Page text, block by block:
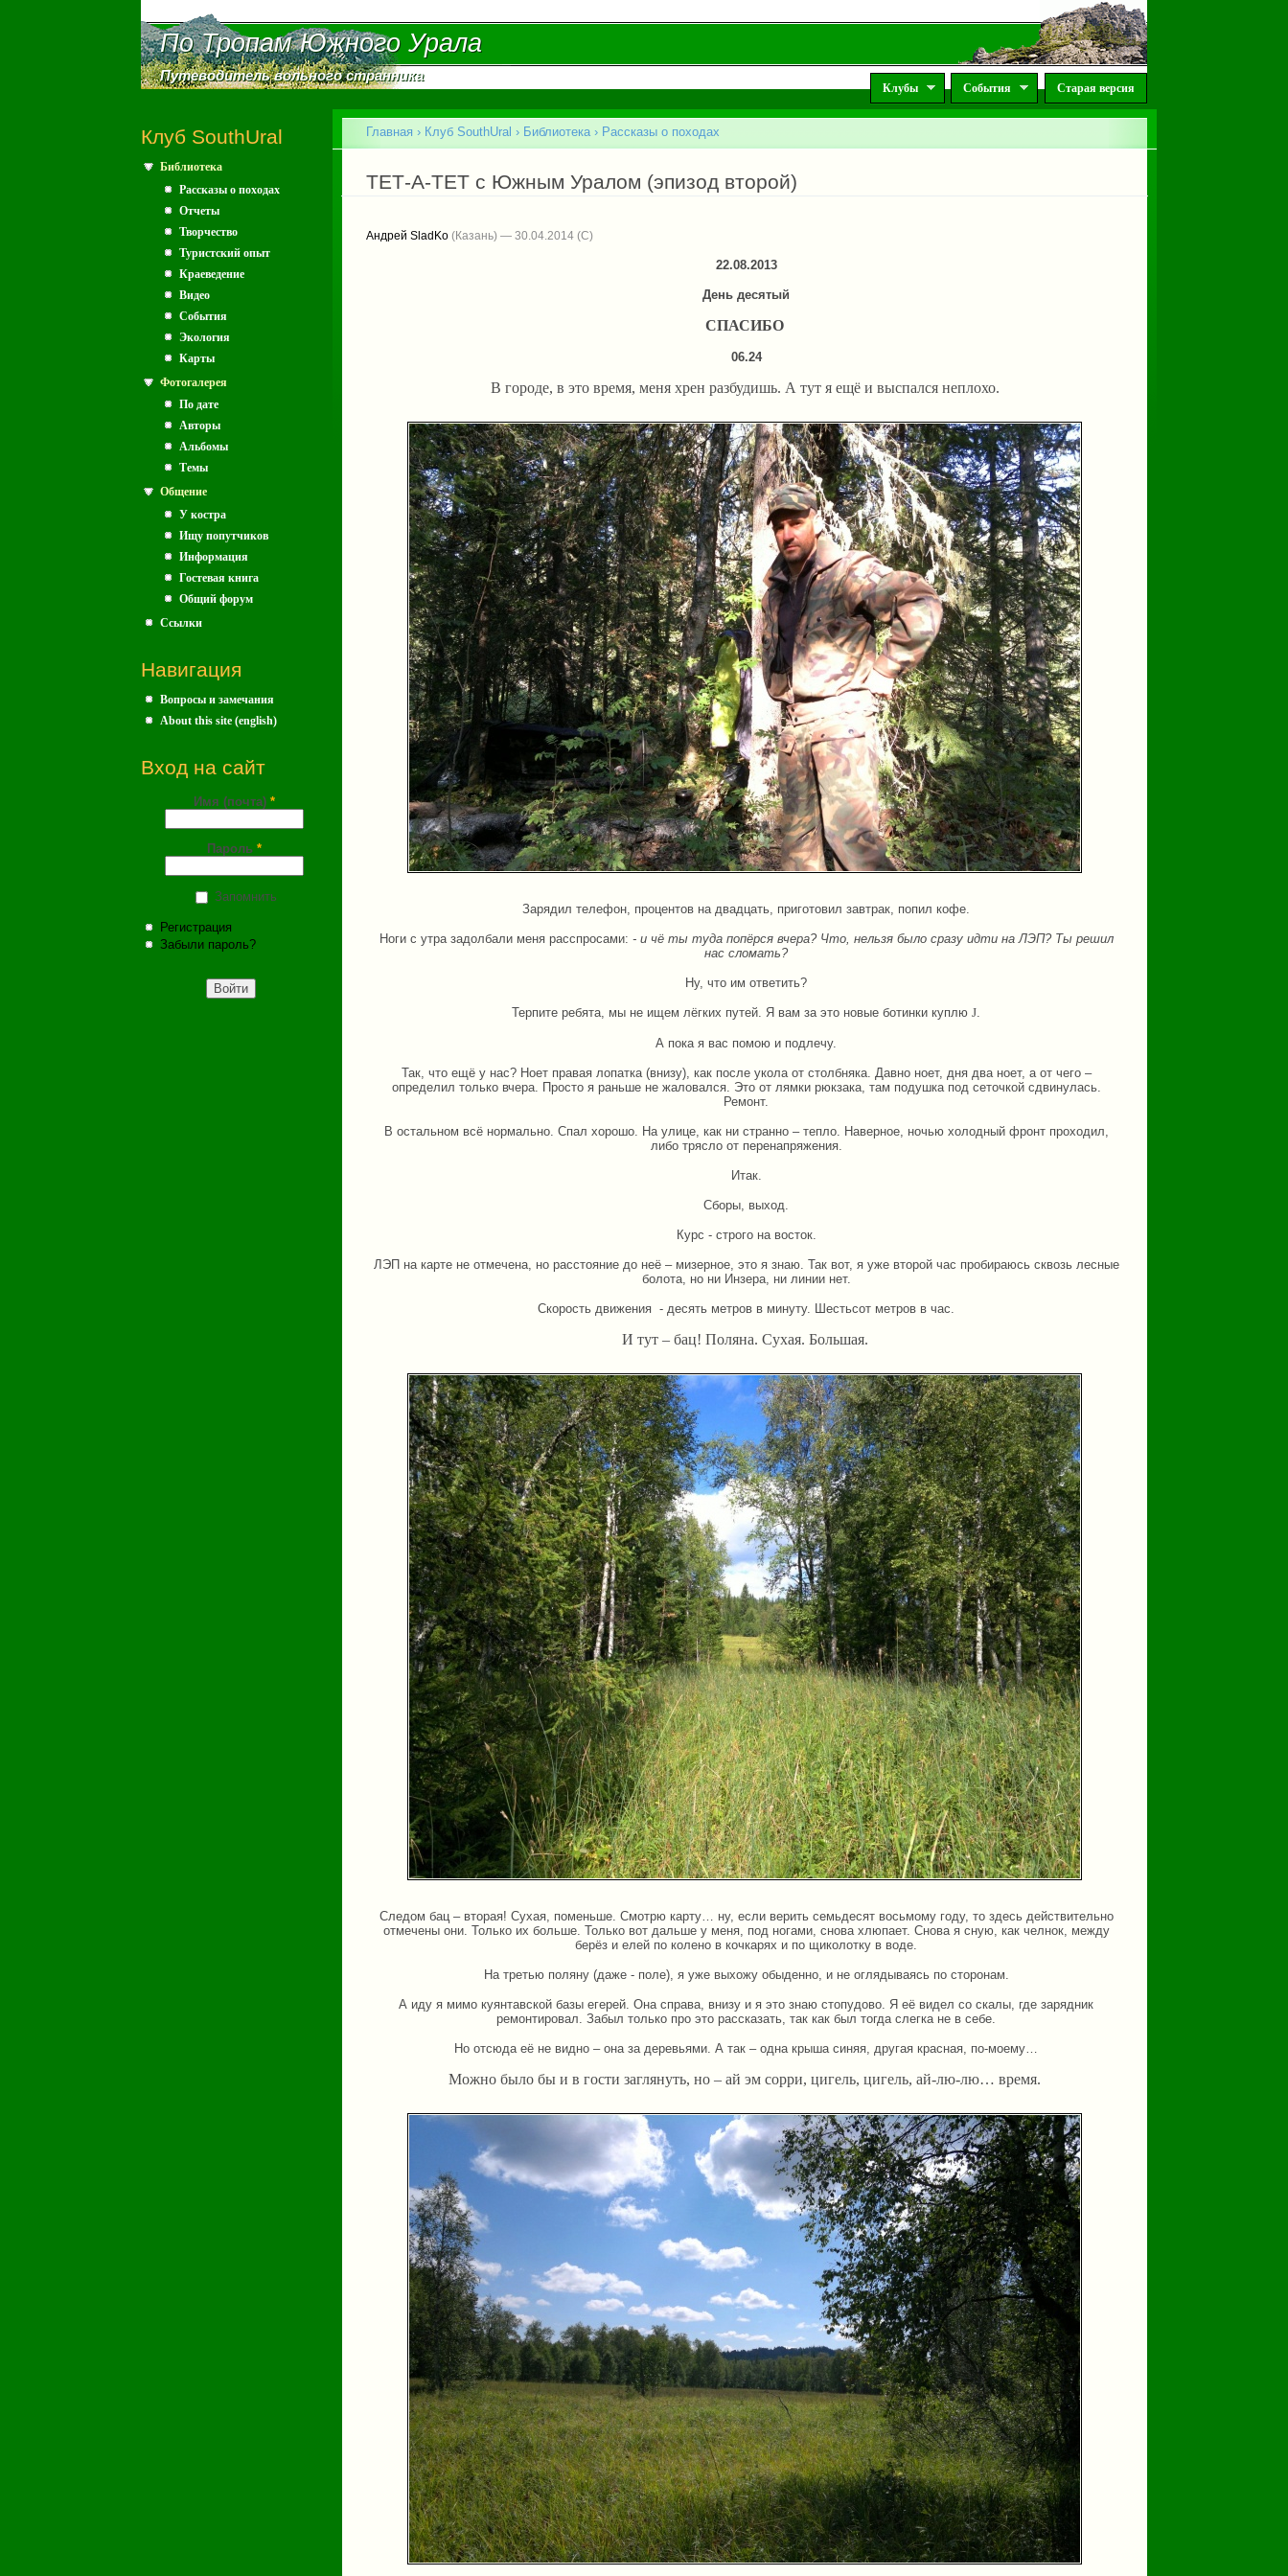
По Тропам Южного Урала
По Тропам Южного Урала
Путеводитель вольного странника
Путеводитель вольного странника
Клубы События Старая версия
Клуб SouthUral
Библиотека
Рассказы о походах
Отчеты
Творчество
Туристский опыт
Краеведение
Видео
События
Экология
Карты
Фотогалерея
По дате
Авторы
Альбомы
Темы
Общение
У костра
Ищу попутчиков
Информация
Гостевая книга
Общий форум
Ссылки
Навигация
Вопросы и замечания
About this site (english)
Вход на сайт
Имя (почта) *
Пароль *
Запомнить
Регистрация
Забыли пароль?
Вы здесь
Главная › Клуб SouthUral › Библиотека › Рассказы о походах
ТЕТ-А-ТЕТ с Южным Уралом (эпизод второй)
Андрей SladKo (Казань) — 30.04.2014
22.08.2013
День десятый
СПАСИБО
06.24
В городе, в это время, меня хрен разбудишь. А тут я ещё и выспался неплохо.
Зарядил телефон, процентов на двадцать, приготовил завтрак, попил кофе.
Ноги с утра задолбали меня расспросами: - и чё ты туда попёрся вчера? Что, нельзя было сразу идти на ЛЭП? Ты решил
нас сломать?
Ну, что им ответить?
Терпите ребята, мы не ищем лёгких путей. Я вам за это новые ботинки куплюJ.
А пока я вас помою и подлечу.
Так, что ещё у нас? Ноет правая лопатка (внизу), как после укола от столбняка. Давно ноет, дня два ноет, а от чего –
определил только вчера. Просто я раньше не жаловался. Это от лямки рюкзака, там подушка под сеточкой сдвинулась.
Ремонт.
В остальном всё нормально. Спал хорошо. На улице, как ни странно – тепло. Наверное, ночью холодный фронт проходил,
либо трясло от перенапряжения.
Итак.
Сборы, выход.
Курс - строго на восток.
ЛЭП на карте не отмечена, но расстояние до неё – мизерное, это я знаю. Так вот, я уже второй час пробираюсь сквозь лесные
болота, но ни Инзера, ни линии нет.
Скорость движения - десять метров в минуту. Шестьсот метров в час.
И тут – бац! Поляна. Сухая. Большая.
Следом бац – вторая! Сухая, поменьше. Смотрю карту… ну, если верить семьдесят восьмому году, то здесь действительно
отмечены они. Только их больше. Только вот дальше у меня, под ногами, снова хлюпает. Снова я сную, как челнок, между
берёз и елей по колено в кочкарях и по щиколотку в воде.
На третью поляну (даже - поле), я уже выхожу обыденно, и не оглядываясь по сторонам.
А иду я мимо куянтавской базы егерей. Она справа, внизу и я это знаю стопудово. Я её видел со скалы, где зарядник
ремонтировал. Забыл только про это рассказать, так как был тогда слегка не в себе.
Но отсюда её не видно – она за деревьями. А так – одна крыша синяя, другая красная, по-моему…
Можно было бы и в гости заглянуть, но – ай эм сорри, цигель, цигель, ай-лю-лю… время.